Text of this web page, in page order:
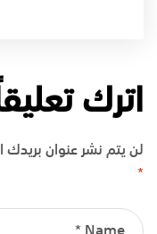
اترك
لن يتم نشر عنوان بريدك
*